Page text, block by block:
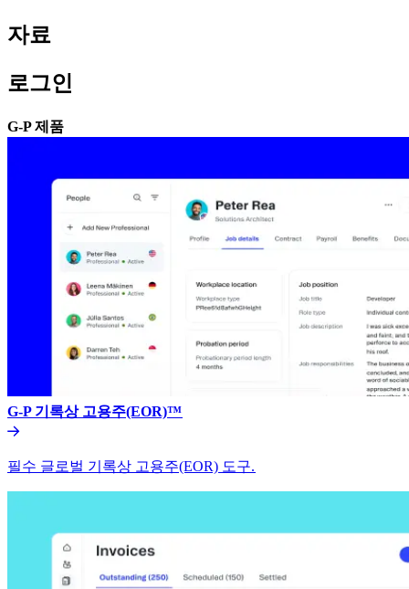
자료​​
로그인​​
G-P 제품​​
G-P 기록상 고용주(EOR)™​​
필수 글로벌 기록상 고용주(EOR) 도구.​​